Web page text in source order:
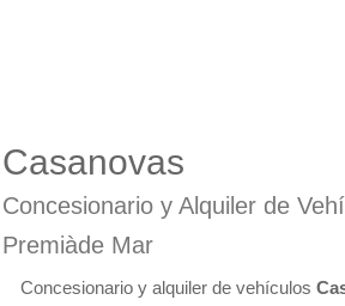
Casanovas
Concesionario y Alquiler de
Premiàde Mar
Concesionario y alquiler de vehículos